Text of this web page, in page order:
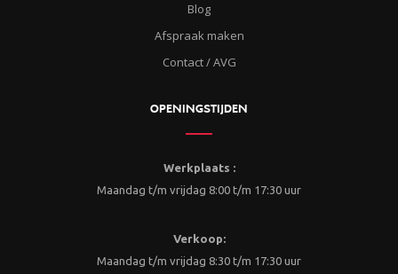
Blog
Afspraak maken
Contact / AVG
OPENINGSTIJDEN
Werkplaats :
Maandag t/m vrijdag 8:00 t/m 17:30 uur
Verkoop:
Maandag t/m vrijdag 8:30 t/m 17:30 uur